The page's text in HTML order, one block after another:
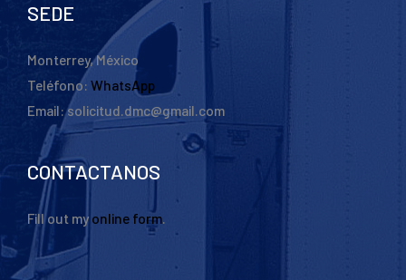
SEDE
Monterrey, México
Teléfono: WhatsApp
Email: solicitud.dmc@gmail.com
CONTACTANOS
Fill out my online form.